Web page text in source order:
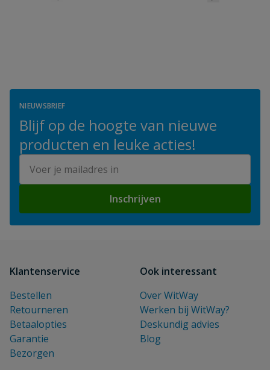
NIEUWSBRIEF
Blijf op de hoogte van nieuwe
producten en leuke acties!
Inschrijven
Klantenservice
Bestellen
Retourneren
Betaalopties
Garantie
Bezorgen
Ook interessant
Over WitWay
Werken bij WitWay?
Deskundig advies
Blog